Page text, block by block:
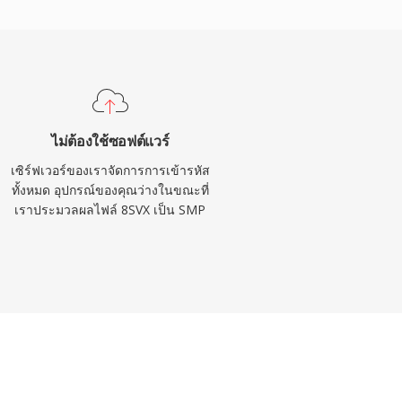
ไม่ต้องใช้ซอฟต์แวร์
เซิร์ฟเวอร์ของเราจัดการการเข้ารหัส
ทั้งหมด อุปกรณ์ของคุณว่างในขณะที่
เราประมวลผลไฟล์ 8SVX เป็น SMP